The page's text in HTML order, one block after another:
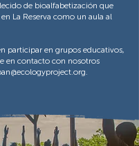
de bioalfabetización que
La Reserva como un aula al
participar en grupos educativos,
en contacto con nosotros
.